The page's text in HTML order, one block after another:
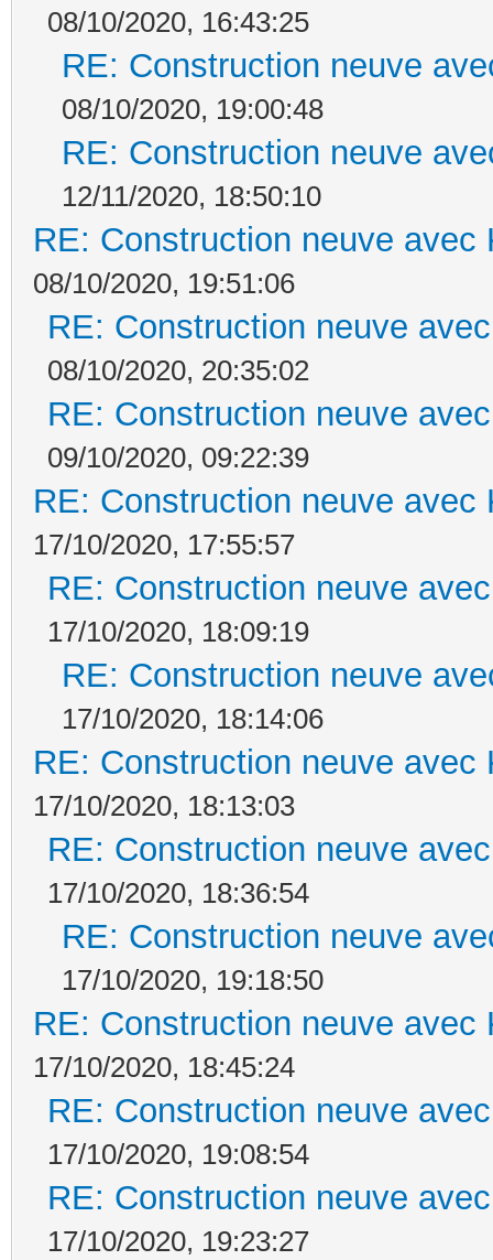
08/10/2020, 16:43:25
RE: Construction neuve
08/10/2020, 19:00:48
RE: Construction neuve
12/11/2020, 18:50:10
RE: Construction neuve avec
08/10/2020, 19:51:06
RE: Construction neuve
08/10/2020, 20:35:02
RE: Construction neuve
09/10/2020, 09:22:39
RE: Construction neuve avec
17/10/2020, 17:55:57
RE: Construction neuve
17/10/2020, 18:09:19
RE: Construction neuve
17/10/2020, 18:14:06
RE: Construction neuve avec
17/10/2020, 18:13:03
RE: Construction neuve
17/10/2020, 18:36:54
RE: Construction neuve
17/10/2020, 19:18:50
RE: Construction neuve avec
17/10/2020, 18:45:24
RE: Construction neuve
17/10/2020, 19:08:54
RE: Construction neuve
17/10/2020, 19:23:27